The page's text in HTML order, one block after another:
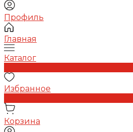
Профиль
Главная
Каталог
Избранное
Корзина